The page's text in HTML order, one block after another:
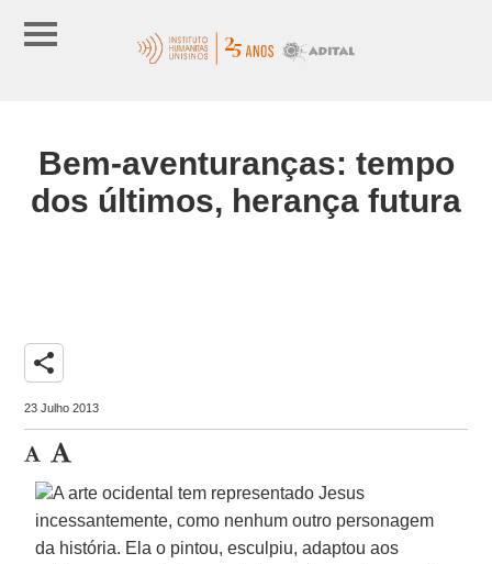
Bem-aventuranças: tempo
dos últimos, herança futura
share
23 Julho 2013
A arte ocidental tem representado Jesus
incessantemente, como nenhum outro personagem
da história. Ela o pintou, esculpiu, adaptou aos